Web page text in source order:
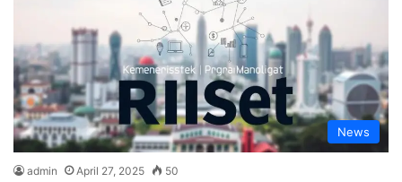
News
admin April 27, 2025 50